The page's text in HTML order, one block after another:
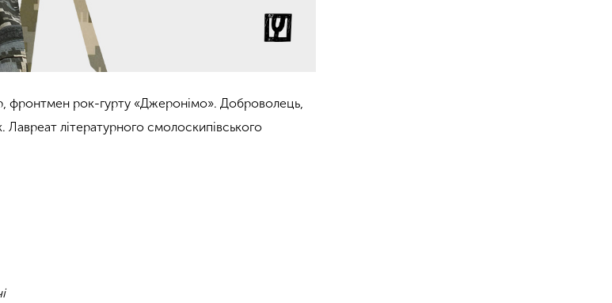
фронтмен рок-гурту «Джеронімо».Доброволець,
Лавреат літературного смолоскипівського